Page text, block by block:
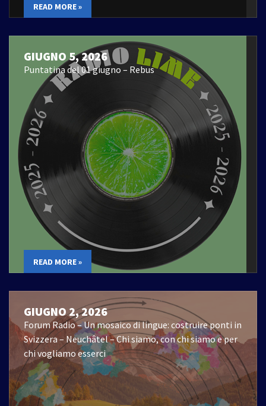
READ MORE »
GIUGNO 5, 2026
Puntatina del 01 giugno – Rebus
READ MORE »
GIUGNO 2, 2026
Forum Radio – Un mosaico di lingue: costruire ponti in
Svizzera – Neuchâtel – Chi siamo, con chi siamo e per
chi vogliamo esserci